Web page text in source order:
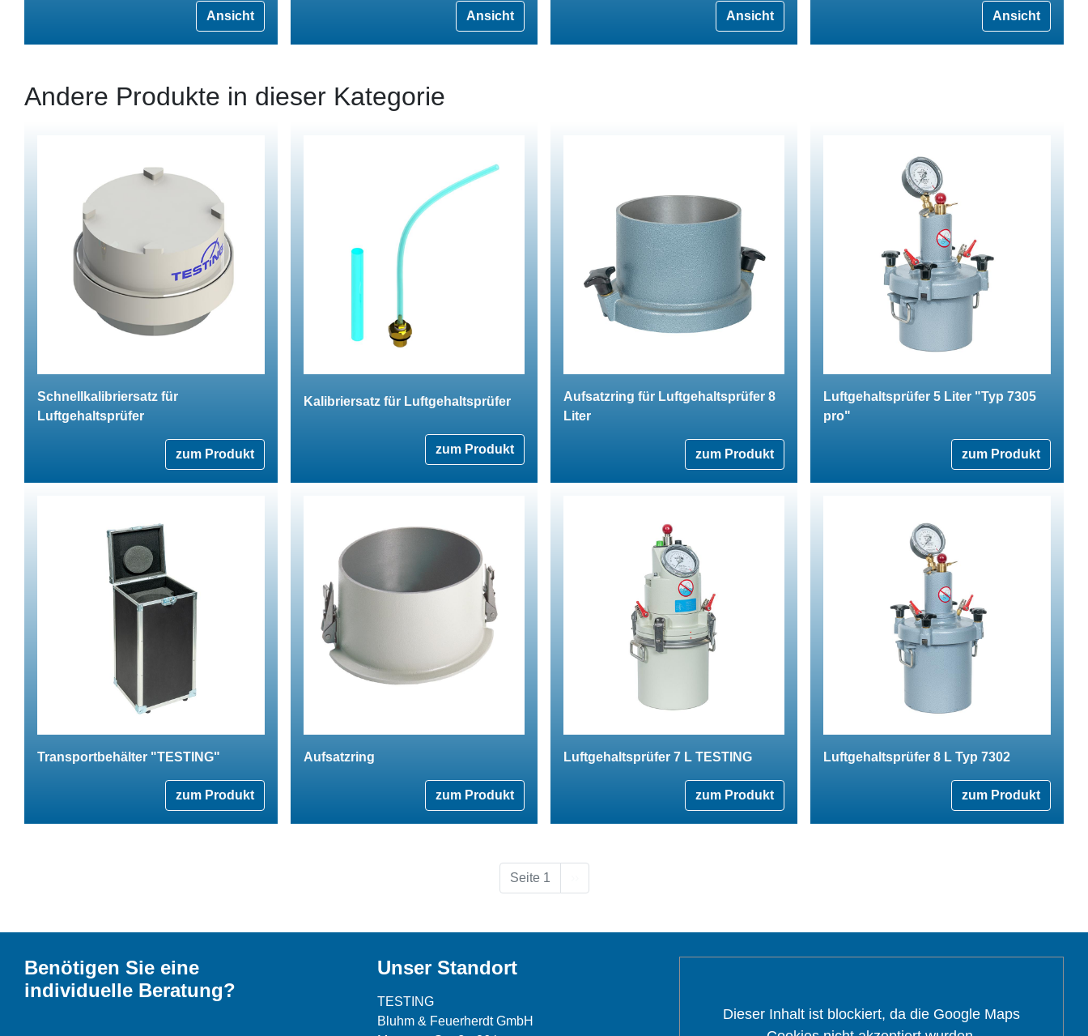
Ansicht Ansicht Ansicht Ansicht
Andere Produkte in dieser Kategorie
Schnellkalibriersatz für
Luftgehaltsprüfer
zum Produkt
Kalibriersatz für Luftgehaltsprüfer
zum Produkt
Aufsatzring für Luftgehaltsprüfer 8
Liter
zum Produkt
Luftgehaltsprüfer 5 Liter "Typ 7305
pro"
zum Produkt
Transportbehälter "TESTING"
zum Produkt
Aufsatzring
zum Produkt
Luftgehaltsprüfer 7 L TESTING
zum Produkt
Luftgehaltsprüfer 8 L Typ 7302
zum Produkt
Seite 1
Benötigen Sie eine
individuelle Beratung?
Unser Standort
TESTING
Bluhm & Feuerherdt GmbH
Dieser Inhalt ist blockiert, da die Google Maps